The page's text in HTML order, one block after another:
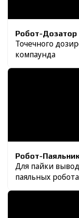
Робот-Дозатор
Точечного
компаунда
Робот-
Для пайки
паяльных робота